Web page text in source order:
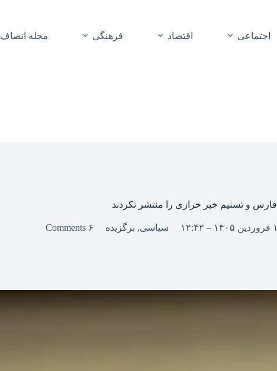
اجتماعی اقتصاد فرهنگی مجله انصاف
فارس و تسنیم خبر خرازی را منتشر نکردند
سیاسی, برگزیده ۶ Comments